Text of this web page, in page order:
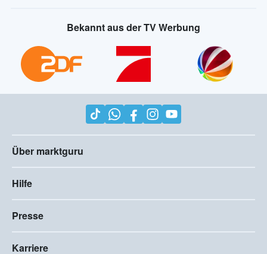
Bekannt aus der TV Werbung
Über marktguru
Hilfe
Presse
Karriere